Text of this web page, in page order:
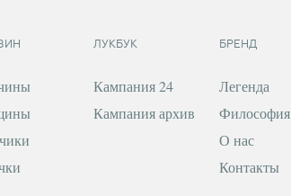
ЛУКБУК
Кампания 24
Кампания архив
БРЕНД
Легенда
Философия
О нас
Контакты